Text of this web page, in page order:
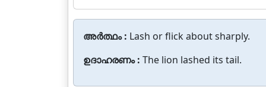
അർത്ഥം : Lash or flick about sharply.
ഉദാഹരണം : The lion lashed its tail.